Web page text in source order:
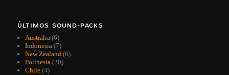
ÚLTIMOS SOUND-PACKS
Australia (6)
Indonesia (7)
New Zealand (6)
Polinesia (20)
Chile (4)